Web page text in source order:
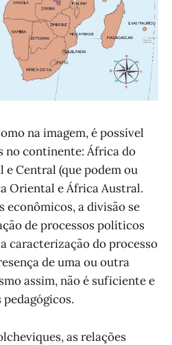
na imagem, é possível
no continente: África do
Central (que podem ou
Oriental e África Austral.
econômicos, a divisão se
de processos políticos
caracterização do processo
de uma ou outra
assim, não é suficiente e
as relações